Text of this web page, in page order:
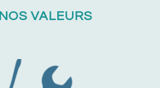
NOS VALEURS